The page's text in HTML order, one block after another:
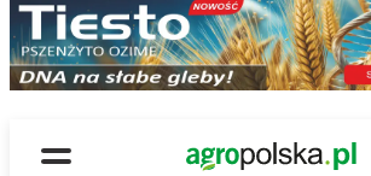
Menu
Main Logo